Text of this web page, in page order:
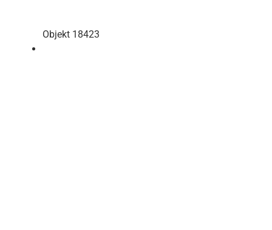
Objekt 18423